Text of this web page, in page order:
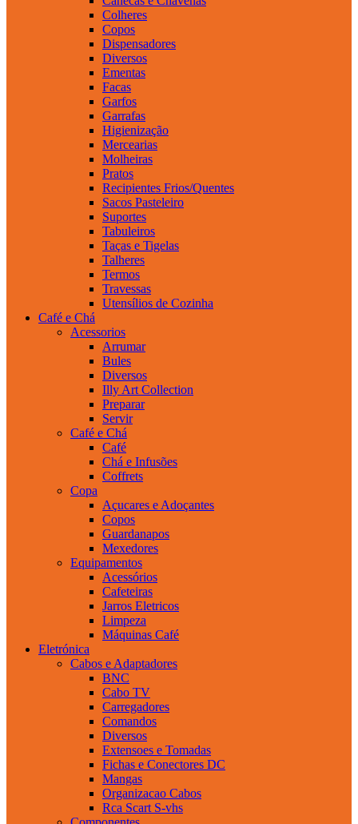
Colheres
Copos
Dispensadores
Diversos
Ementas
Facas
Garfos
Garrafas
Higienização
Mercearias
Molheiras
Pratos
Recipientes Frios/Quentes
Sacos Pasteleiro
Suportes
Tabuleiros
Taças e Tigelas
Talheres
Termos
Travessas
Utensílios de Cozinha
Café e Chá
Acessorios
Arrumar
Bules
Diversos
Illy Art Collection
Preparar
Servir
Café e Chá
Café
Chá e Infusões
Coffrets
Copa
Açucares e Adoçantes
Copos
Guardanapos
Mexedores
Equipamentos
Acessórios
Cafeteiras
Jarros Eletricos
Limpeza
Máquinas Café
Eletrónica
Cabos e Adaptadores
BNC
Cabo TV
Carregadores
Comandos
Diversos
Extensoes e Tomadas
Fichas e Conectores DC
Mangas
Organizacao Cabos
Rca Scart S-vhs